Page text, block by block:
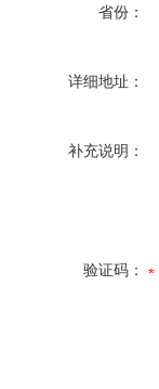
省份：
详细地址：
补充说明：
验证码：